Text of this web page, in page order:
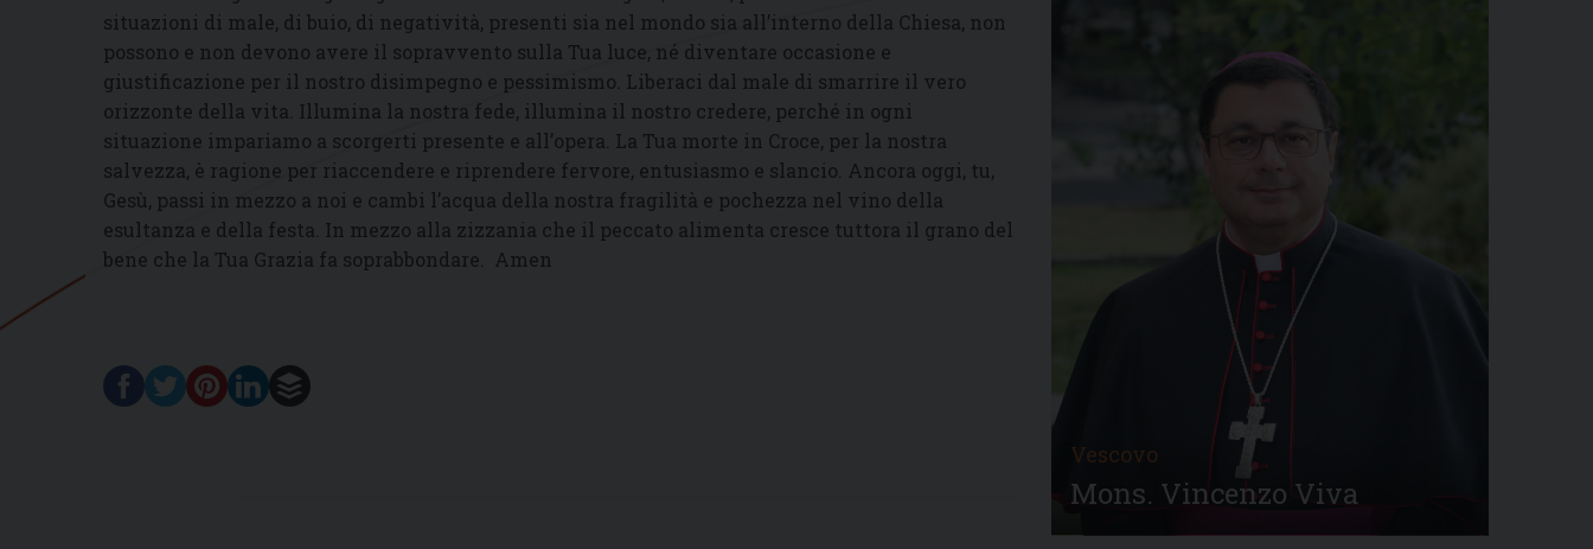
situazioni di male, di buio, di negatività, presenti sia nel mondo sia all’interno della Chiesa, non
possono e non devono avere il sopravvento sulla Tua luce, né diventare occasione e
giustificazione per il nostro disimpegno e pessimismo. Liberaci dal male di smarrire il vero
orizzonte della vita. Illumina la nostra fede, illumina il nostro credere, perché in ogni
situazione impariamo a scorgerti presente e all’opera. La Tua morte in Croce, per la nostra
salvezza, è ragione per riaccendere e riprendere fervore, entusiasmo e slancio. Ancora oggi, tu,
Gesù, passi in mezzo a noi e cambi l’acqua della nostra fragilità e pochezza nel vino della
esultanza e della festa. In mezzo alla zizzania che il peccato alimenta cresce tuttora il grano del
bene che la Tua Grazia fa soprabbondare. Amen
Vescovo
Mons. Vincenzo Viva